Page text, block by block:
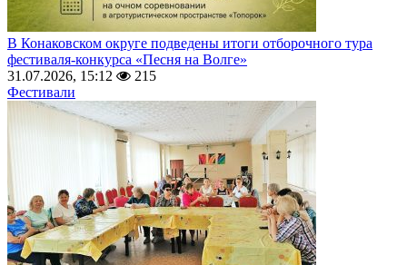
В Конаковском округе подведены итоги отборочного тура
фестиваля-конкурса «Песня на Волге»
31.07.2026, 15:12
215
Фестивали